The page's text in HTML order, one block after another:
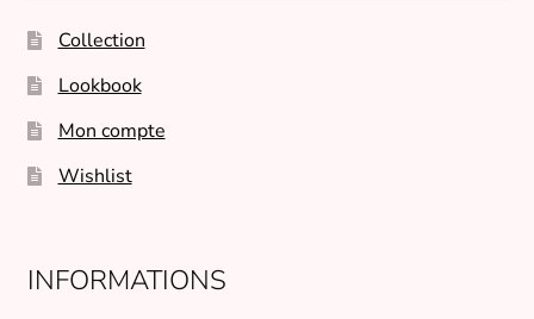
Collection
Lookbook
Mon compte
Wishlist
INFORMATIONS